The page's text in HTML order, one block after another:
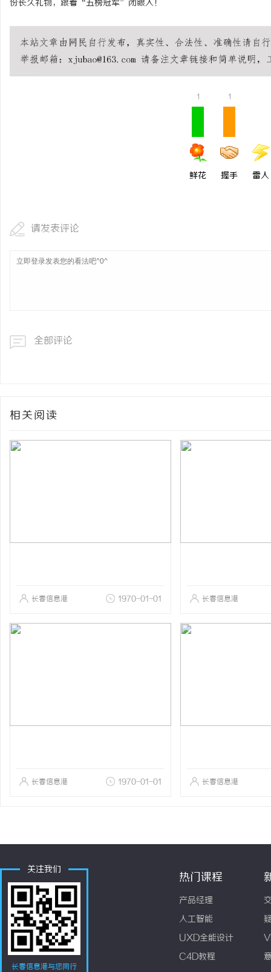
份长久礼物，跟着“五榜冠军”闭眼入！
1
鲜花
1
握手 雷人
请发表评论
全部评论
相关阅读
长春信息港 1970-01-01 长春信息港
长春信息港 1970-01-01 长春信息港
关注我们
长春信息港与您同行
热门课程
产品经理
人工智能
UXD全能设计
C4D教程